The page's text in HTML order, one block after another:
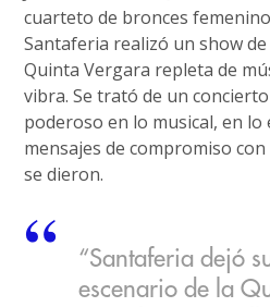
cuarteto de bronces
Santaferia realizó un show
Quinta Vergara repleta de
vibra. Se trató de un
poderoso en lo musical, en lo
mensajes de compromiso
se dieron.
“Santaferia dejó
escenario de la